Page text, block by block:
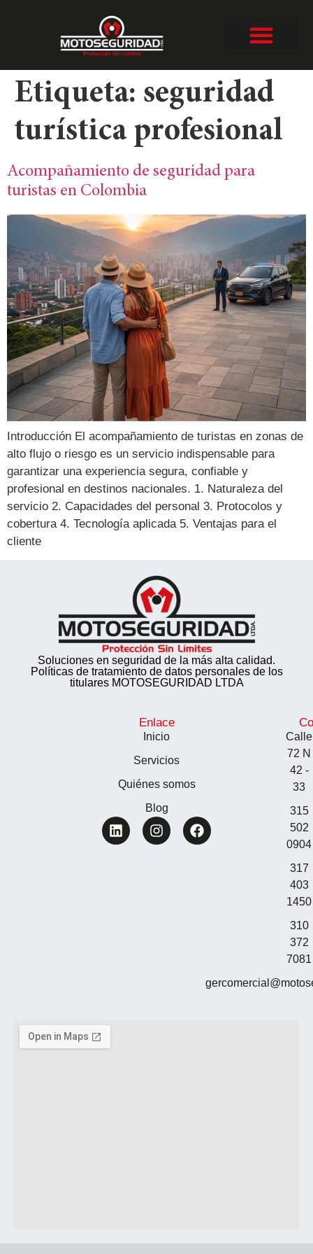
Etiqueta: seguridad
turística profesional
Acompañamiento de seguridad para
turistas en Colombia
Introducción El acompañamiento de turistas en zonas de
alto flujo o riesgo es un servicio indispensable para
garantizar una experiencia segura, confiable y
profesional en destinos nacionales. 1. Naturaleza del
servicio 2. Capacidades del personal 3. Protocolos y
cobertura 4. Tecnología aplicada 5. Ventajas para el
cliente
Soluciones en seguridad de la más alta calidad.
Políticas de tratamiento de datos personales de los
titulares MOTOSEGURIDAD LTDA
Enlace
Inicio
Servicios
Quiénes somos
Blog
Calle
72 N
42 -
33
315
502
0904
317
403
1450
310
372
7081